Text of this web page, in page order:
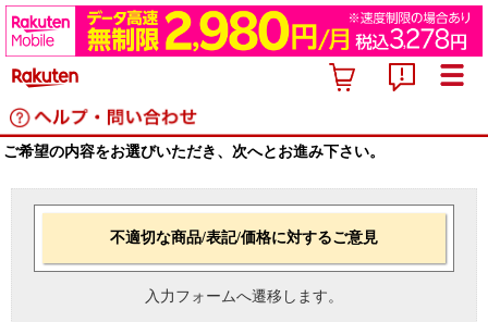
ご希望の内容をお選びいただき、次へとお進み下さい。
不適切な商品/表記/価格に対するご意見
入力フォームへ遷移します。